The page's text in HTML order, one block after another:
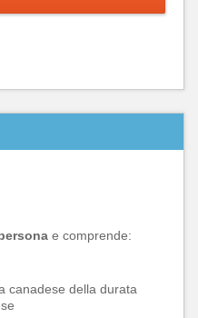
e comprende:
canadese della durata